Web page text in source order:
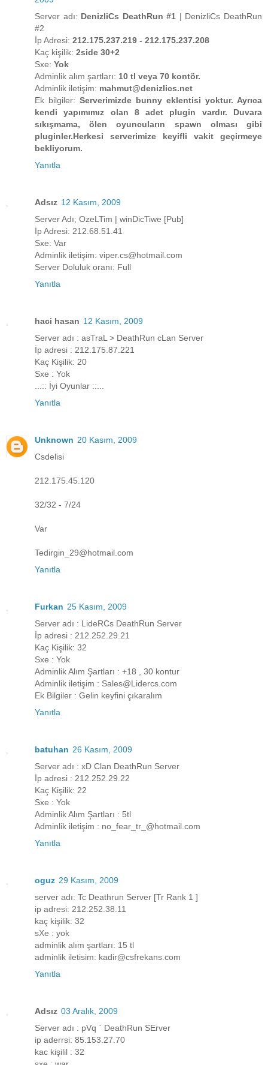
Server adı: DenizliCs DeathRun #1 | DenizliCs DeathRun
#2
İp Adresi: 212.175.237.219 - 212.175.237.208
Kaç kişilik: 2side 30+2
Sxe: Yok
Adminlik alım şartları: 10 tl veya 70 kontör.
Adminlik iletişim: mahmut@denizlics.net
Ek bilgiler: Serverimizde bunny eklentisi yoktur. Ayrıca
kendi yapımımız olan 8 adet plugin vardır. Duvara
sıkışmama, ölen oyuncuların spawn olması gibi
pluginler.Herkesi serverimize keyifli vakit geçirmeye
bekliyorum.
Yanıtla
Adsız 12 Kasım, 2009
Server Adı; OzeLTim | winDicTiwe [Pub]
İp Adresi: 212.68.51.41
Sxe: Var
Adminlik iletişim: viper.cs@hotmail.com
Server Doluluk oranı: Full
Yanıtla
haci hasan 12 Kasım, 2009
Server adı : asTraL > DeathRun cLan Server
İp adresi : 212.175.87.221
Kaç Kişilik: 20
Sxe : Yok
...:: İyi Oyunlar ::...
Yanıtla
Unknown 20 Kasım, 2009
Csdelisi
212.175.45.120
32/32 - 7/24
Var
Tedirgin_29@hotmail.com
Yanıtla
Furkan 25 Kasım, 2009
Server adı : LideRCs DeathRun Server
İp adresi : 212.252.29.21
Kaç Kişilik: 32
Sxe : Yok
Adminlik Alım Şartları : +18 , 30 kontur
Adminlik iletişim : Sales@Lidercs.com
Ek Bilgiler : Gelin keyfini çıkaralım
Yanıtla
batuhan 26 Kasım, 2009
Server adı : xD Clan DeathRun Server
İp adresi : 212.252.29.22
Kaç Kişilik: 22
Sxe : Yok
Adminlik Alım Şartları : 5tl
Adminlik iletişim : no_fear_tr_@hotmail.com
Yanıtla
oguz 29 Kasım, 2009
server adı: Tc Deathrun Server [Tr Rank 1 ]
ip adresi: 212.252.38.11
kaç kişilik: 32
sXe : yok
adminlik alım şartları: 15 tl
adminlik iletisim: kadir@csfrekans.com
Yanıtla
Adsız 03 Aralık, 2009
Server adı : pVq ` DeathRun SErver
ip aderrsi: 85.153.27.70
kac kişilil : 32